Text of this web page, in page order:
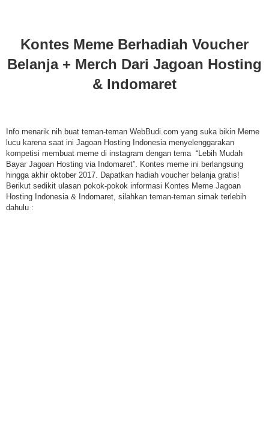
Kontes Meme Berhadiah Voucher
Belanja + Merch Dari Jagoan Hosting
& Indomaret
Info menarik nih buat teman-teman WebBudi.com yang suka bikin Meme
lucu karena saat ini Jagoan Hosting Indonesia menyelenggarakan
kompetisi membuat meme di instagram dengan tema “Lebih Mudah
Bayar Jagoan Hosting via Indomaret”. Kontes meme ini berlangsung
hingga akhir oktober 2017. Dapatkan hadiah voucher belanja gratis!
Berikut sedikit ulasan pokok-pokok informasi Kontes Meme Jagoan
Hosting Indonesia & Indomaret, silahkan teman-teman simak terlebih
dahulu :